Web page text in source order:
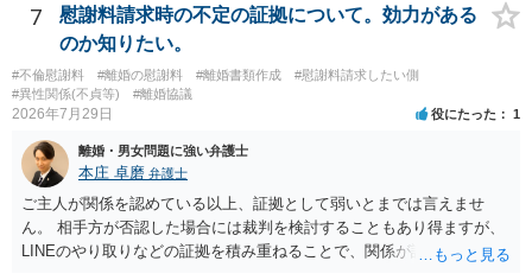
よいと思います。 ただ．慰謝料額については，婚姻破綻に至っていな
いとして，この点を考慮されることになるかもしれません。 ②夫との
今後のことを考えて書いてもらうか否かを検討するのがよいと思いま
す。今ある証拠以上のことを証明（証明力を強めることも含む）でき
るのであれば，前向きに検討を進めるという考え方でもよいでしょ
値と夫との関係との均衡のように思います。 ③行政書士に委任をして
いるのであれば，どのような内容の委任なのか不明ですが，その行政
書士との協議になると思います。請求するか，訴訟にするか，その点
の見極めや，相手方は性交類似行為は認めているのか，それさえも否
定しているのかによって，考え方・進め方は変わってくると思いま
7
慰謝料請求時の不定の証拠について。効力がある
のか知りたい。
#不倫慰謝料 #離婚の慰謝料 #離婚書類作成
#慰謝料請求したい側
#異性関係(不貞等)
#離婚協議
2026年7月29日 役にたった 1
離婚・男女問題に強い弁護士
本庄 卓磨 弁護士
ご主人が関係を認めている以上、証拠として弱いとまでは言えませ
ん。 相手方が否認した場合には裁判を検討することもあり得ますが、
LINEのやり取りなどの証拠を積み重ねることで、関係が認定される余